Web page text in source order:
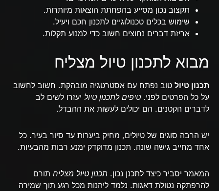
תקצוב נכון מסייע בהפחתת הוצאות מיותרות.
שימוש בכלים טכנולוגיים לתכנון חכם ויעיל.
אריזת דברים נחוצים חשוב כדי למנוע תקלות.
מבוא לתכנון טיול מצליח
תכנון טיול טוב נפתח עם אסטרטגיה מובהקת. חשוב לחשוב
על כל הפרטים לפני. טיפים לתכנון טיול יעזרו לשים לב
לדברים הקטנים. הם יכולים לעשות את ההבדל.
יש הרבה סוגים של טיולים, מחיק ביערות עד סיור בעיר. כל
אחד מחייב גישה שונה. תכנון מדוקדק ימנע רבות מהבעיות.
המאמר יסביר כיצד לתכנן נכון. תכנון טיול מצליח תורם
להרפתקה נטולת דאגות. נלמד ליהנות מכל רגע תוך שמירה